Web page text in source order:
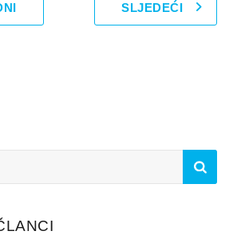
SLJEDEĆI